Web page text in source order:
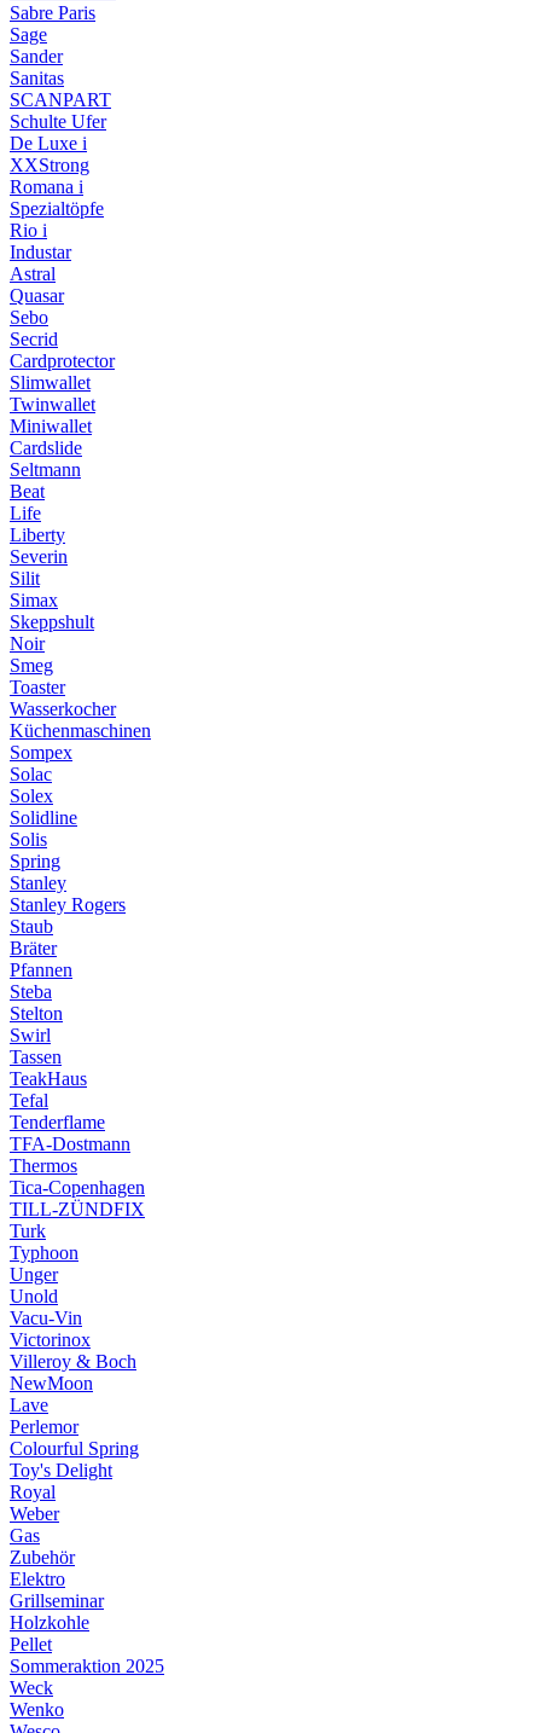
Sabre Paris
Sage
Sander
Sanitas
SCANPART
Schulte Ufer
De Luxe i
XXStrong
Romana i
Spezialtöpfe
Rio i
Industar
Astral
Quasar
Sebo
Secrid
Cardprotector
Slimwallet
Twinwallet
Miniwallet
Cardslide
Seltmann
Beat
Life
Liberty
Severin
Silit
Simax
Skeppshult
Noir
Smeg
Toaster
Wasserkocher
Küchenmaschinen
Sompex
Solac
Solex
Solidline
Solis
Spring
Stanley
Stanley Rogers
Staub
Bräter
Pfannen
Steba
Stelton
Swirl
Tassen
TeakHaus
Tefal
Tenderflame
TFA-Dostmann
Thermos
Tica-Copenhagen
TILL-ZÜNDFIX
Turk
Typhoon
Unger
Unold
Vacu-Vin
Victorinox
Villeroy & Boch
NewMoon
Lave
Perlemor
Colourful Spring
Toy's Delight
Royal
Weber
Gas
Zubehör
Elektro
Grillseminar
Holzkohle
Pellet
Sommeraktion 2025
Weck
Wenko